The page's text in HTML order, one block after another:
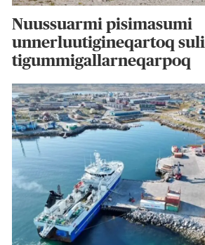
Nuussuarmi pisimasumi
unnerluutigineqartoq suli
tigummigallarneqarpoq